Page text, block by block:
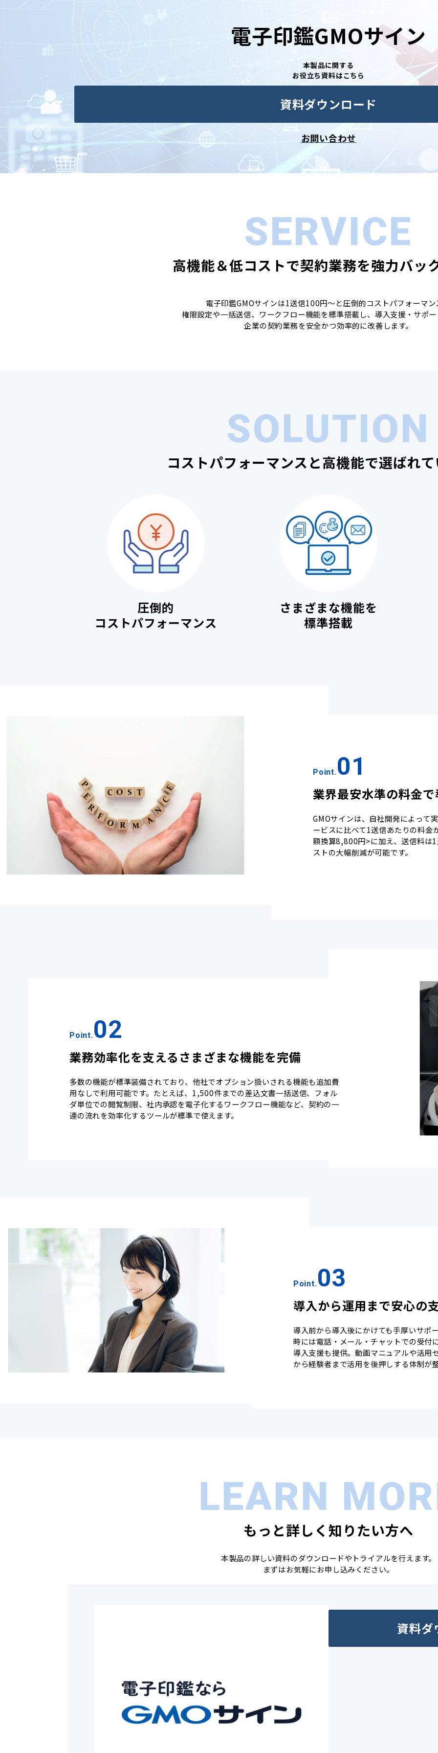
電子印鑑GMOサイン
本製品に関する
お役立ち資料はこちら
資料ダウンロード
お問い合わせ
SERVICE
高機能＆低コストで契約業務を強力バッ
電子印鑑GMOサインは1送信100円～と圧倒的コストパフォーマン
権限設定や一括送信、ワークフロー機能を標準搭載し、導入支援・サポ
企業の契約業務を安全かつ効率的に改善します。
SOLUTION
コストパフォーマンスと高機能で選ばれ
圧倒的
コストパフォーマンス
さまざまな機能を
標準搭載
Point.01
業界最安水準の料金
GMOサインは、自社開発によって
ービスに比べて1送信あたりの料
額換算8,800円>に加え、送信料は
ストの大幅削減が可能です。
Point.02
業務効率化を支えるさまざまな機能を完備
多数の機能が標準装備されており、他社でオプション扱いされる機能も追加費
用なしで利用可能です。たとえば、1,500件までの差込文書一括送信、フォル
ダ単位での閲覧制限、社内承認を電子化するワークフロー機能など、契約の一
連の流れを効率化するツールが標準で使えます。
Point.03
導入から運用まで安心の
導入前から導入後にかけても手厚いサポ
時には電話・メール・チャットでの受付
導入支援も提供。動画マニュアルや活用
から経験者まで活用を後押しする体制が
LEARN
もっと詳しく知りたい方へ
本製品の詳しい資料のダウンロードやトライアルを行えます。
まずはお気軽にお申し込みください。
資料ダ